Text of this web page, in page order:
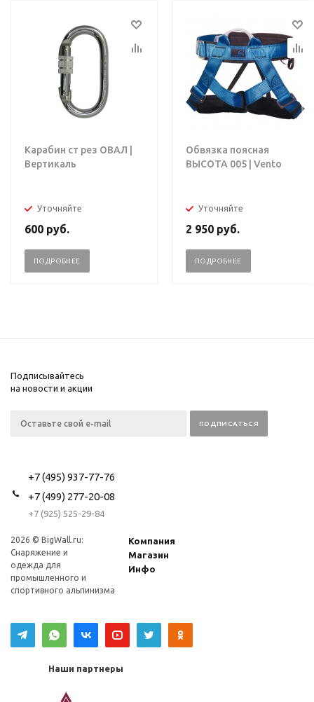
Карабин ст рез ОВАЛ |
Вертикаль
Уточняйте
600 руб.
ПОДРОБНЕЕ
Обвязка поясная
ВЫСОТА 005 | Vento
Уточняйте
2 950 руб.
ПОДРОБНЕЕ
Подписывайтесь
на новости и акции
+7 (495) 937-77-76
+7 (499) 277-20-08
+7 (925) 525-29-84
2026 © BigWall.ru:
Снаряжение и
одежда для
промышленного и
спортивного альпинизма
Компания
Магазин
Инфо
Наши партнеры